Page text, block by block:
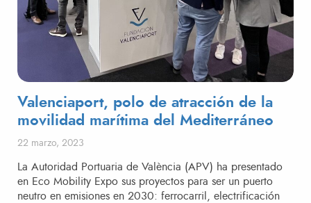
Valenciaport, polo de atracción de la
movilidad marítima del Mediterráneo
Publicado el
22 marzo, 2023
La Autoridad Portuaria de València (APV) ha presentado
en Eco Mobility Expo sus proyectos para ser un puerto
neutro en emisiones en 2030: ferrocarril, electrificación